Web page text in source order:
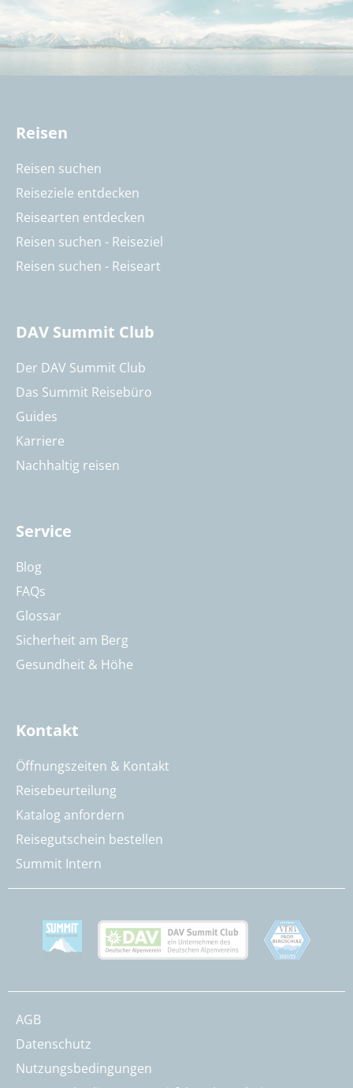
Reisen
Reisen suchen
Reiseziele entdecken
Reisearten entdecken
Reisen suchen - Reiseziel
Reisen suchen - Reiseart
DAV Summit Club
Der DAV Summit Club
Das Summit Reisebüro
Guides
Karriere
Nachhaltig reisen
Service
Blog
FAQs
Glossar
Sicherheit am Berg
Gesundheit & Höhe
Kontakt
Öffnungszeiten & Kontakt
Reisebeurteilung
Katalog anfordern
Reisegutschein bestellen
Summit Intern
AGB
Datenschutz
Nutzungsbedingungen